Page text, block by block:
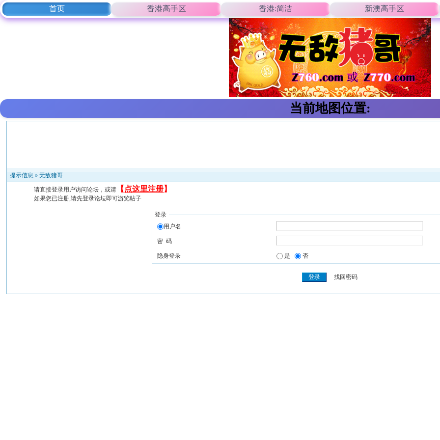
首页 香港高手区 香港:简洁 新澳高手区
当前地图位置:
提示信息 »无敌猪哥
请直接登录用户访问论坛，或请 【 点这里注册】
如果您已注册,请先登录论坛即可游览帖子
登录
用户名
密 码
隐身登录 是 否
找回密码